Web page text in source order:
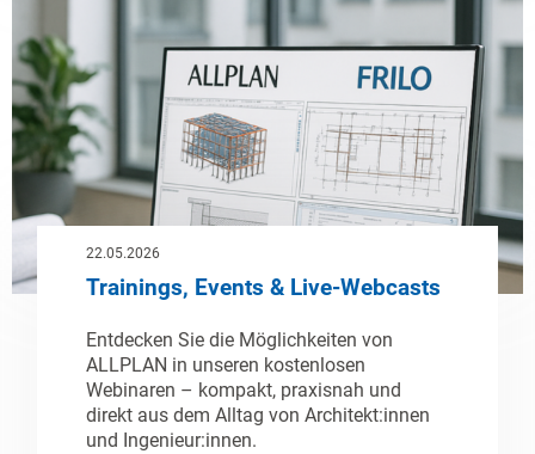
22.05.2026
Trainings, Events & Live-Webcasts
Entdecken Sie die Möglichkeiten von
ALLPLAN in unseren kostenlosen
Webinaren – kompakt, praxisnah und
direkt aus dem Alltag von Architekt:innen
und Ingenieur:innen.